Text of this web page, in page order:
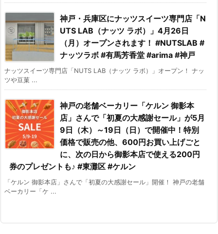
神戸・兵庫区にナッツスイーツ専門店「N
UTS LAB（ナッツ ラボ）」4月26日
（月）オープンされます！ #NUTSLAB #
ナッツラボ #有馬芳香堂 #arima #神戸
ナッツスイーツ専門店「NUTS LAB（ナッツ ラボ）」オープン！ ナッ
ツや豆菓 ...
神戸の老舗ベーカリー「ケルン 御影本
店」さんで「初夏の大感謝セール」が5月
9日（木）～19日（日）で開催中！特別
価格で販売の他、600円お買い上げごと
に、次の日から御影本店で使える200円
券のプレゼントも♪ #東灘区 #ケルン
「ケルン 御影本店」さんで「初夏の大感謝セール」開催！ 神戸の老舗
ベーカリー「ケ ...